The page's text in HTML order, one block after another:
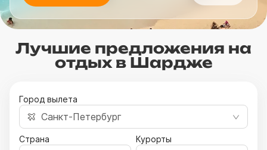
Лучшие предложения на
отдых в Шардже
Город вылета
Санкт-Петербург
Страна Курорты